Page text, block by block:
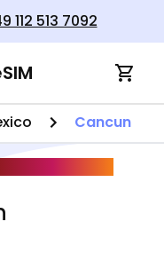
112 513 7092
Cancun